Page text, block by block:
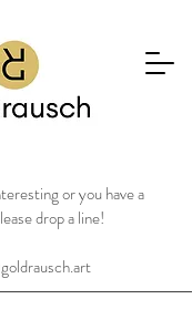
or you have a
drop a line!